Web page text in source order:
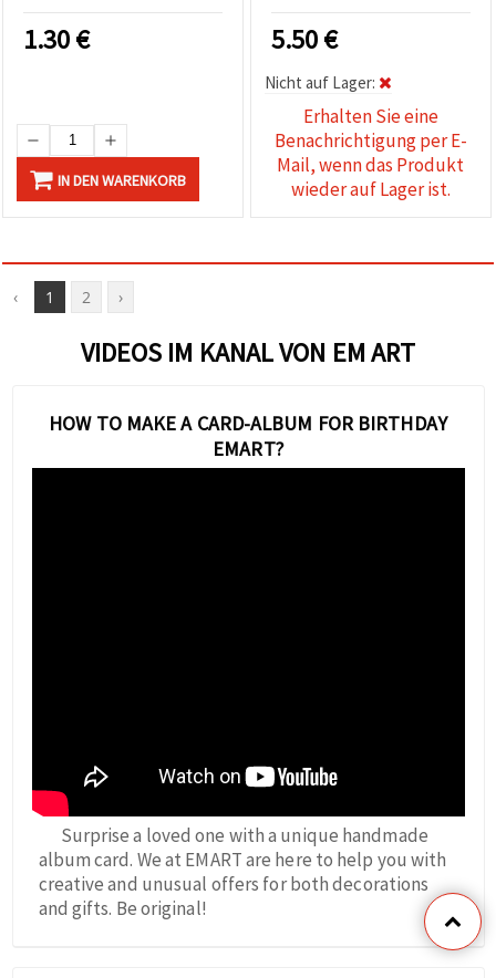
1.30€
IN DEN WARENKORB
Scrapbooking
5.50€
Nicht auf Lager:
Erhalten Sie eine
Benachrichtigung per E-
Mail, wenn das Produkt
wieder auf Lager ist.
‹ 1 2 ›
VIDEOS IM KANAL VON EM ART
HOW TO MAKE A CARD-ALBUM FOR BIRTHDAY
EMART?
Surprise a loved one with a unique handmade
album card. We at EMART are here to help you with
creative and unusual offers for both decorations
and gifts. Be original!